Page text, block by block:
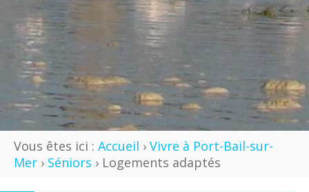
Vous êtes ici : Accueil › Vivre à Port-Bail-sur-
Mer › Séniors › Logements adaptés